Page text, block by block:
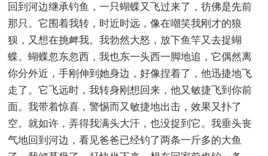
回到河边继承钓鱼，一只蝴蝶又飞过来了，彷佛是先前
那只。它围着我转，时近时远，像在嘲笑我刚才的狼
狈，又想在挑衅我。我勃然大怒，放下鱼竿又去捉蝴
蝶。蝴蝶忽东忽西，我也东一头西一脚地追，它偶然离
你分外近，手刚伸到她身边，好像捏着了，他迅捷地飞
走了。它飞远时，我转身刚想回来，他又敏捷飞到你前
面。我带着惊喜，警惕而又敏捷地出击，效果又扑了
空。就如许，弄得我满头大汗，也没捉到它。我垂头丧
气地回到河边，看见爸爸已经钓了两条一斤多的大鱼